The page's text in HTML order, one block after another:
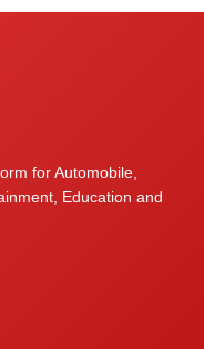
for Automobile,
Education and